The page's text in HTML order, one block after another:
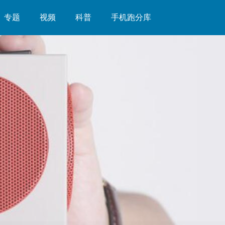
专题 视频 科普 手机跑分库